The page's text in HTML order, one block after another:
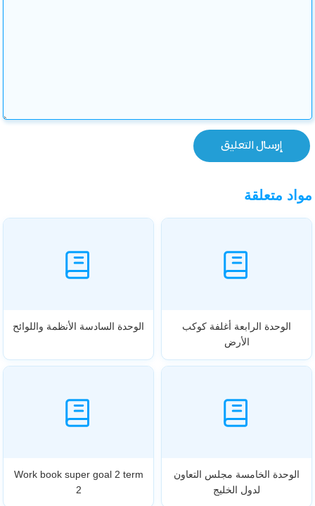
مواد متعلقة
الوحدة الرابعة أغلفة كوكب
الأرض
الوحدة السادسة الأنظمة واللوائح
الوحدة الخامسة مجلس التعاون
لدول الخليج
Work book super goal 2 term
2